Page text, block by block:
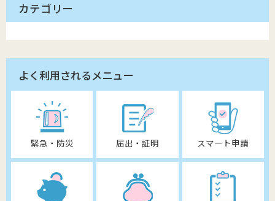
カテゴリー
よく利用されるメニュー
緊急・防災 届出・証明 スマート申請